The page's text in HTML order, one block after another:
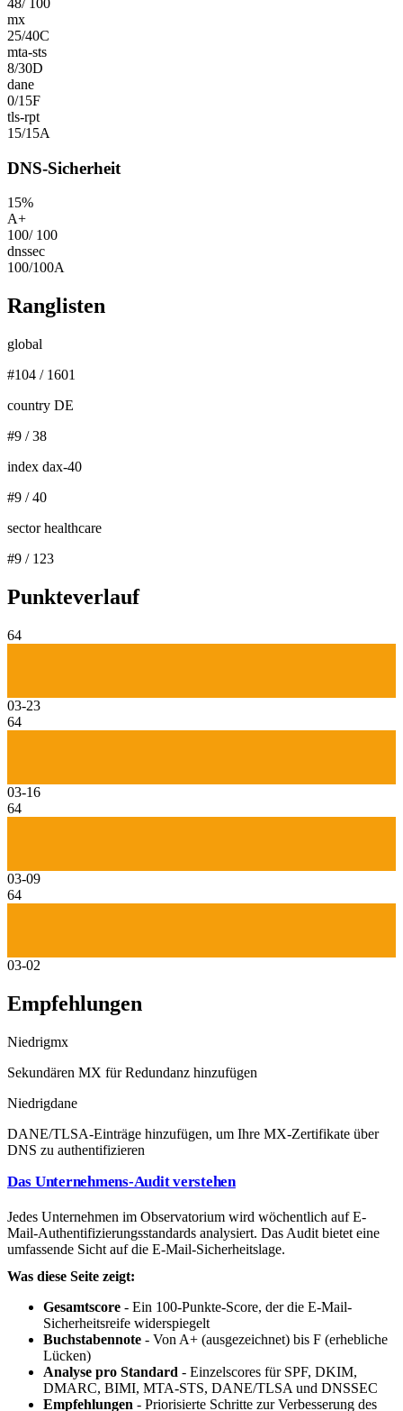
mx
25/40C
mta-sts
8/30D
dane
0/15F
tls-rpt
15/15A
DNS-Sicherheit
15%
A+
100/ 100
dnssec
100/100A
Ranglisten
global
#104 / 1601
country DE
#9 /38
index dax-40
#9 /40
sector healthcare
#9 / 123
Punkteverlauf
64
03-23
64
03-16
64
03-09
64
03-02
Empfehlungen
Niedrigmx
Sekundären MX für Redundanz hinzufügen
Niedrigdane
DANE/TLSA-Einträge hinzufügen, um Ihre MX-Zertifikate über
DNS zu authentifizieren
Das Unternehmens-Audit verstehen
Jedes Unternehmen im Observatorium wird wöchentlich auf E-
Mail-Authentifizierungsstandards analysiert. Das Audit bietet eine
umfassende Sicht auf die E-Mail-Sicherheitslage.
Was diese Seite zeigt:
Gesamtscore - Ein 100-Punkte-Score, der die E-Mail-
Sicherheitsreife widerspiegelt
Buchstabennote - Von A+ (ausgezeichnet) bis F (erhebliche
Lücken)
Analyse pro Standard - Einzelscores für SPF, DKIM,
DMARC, BIMI, MTA-STS, DANE/TLSA und DNSSEC
Empfehlungen - Priorisierte Schritte zur Verbesserung des